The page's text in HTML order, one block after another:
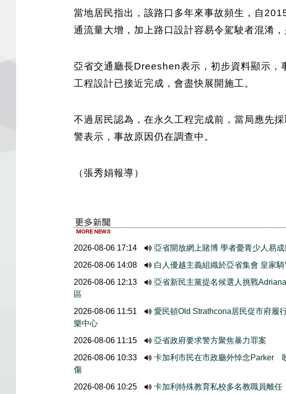
當地居民指出，該路口多年來事故頻生，自
通流量大增，加上路口設計容易令駕駛者混淆，
亞省交通廳長Dreeshen表示，初步資料顯示，
工程設計已接近完成，會盡快展開施工。
不過居民認為，在永久工程完成前，當局應先
警表示，事故原因仍在調查中。
（張秀娟報導）
2026-08-06 17:14
亞省開放網上賭博 學者憂青少人易成
2026-08-06 14:08
白人優越主義組織於亞省集會 皇家騎
2026-08-06 12:13
亞省新民主黨提名候選人挑戰
區
2026-08-06 11:51
愛民頓Old Strathcona居民促市府履
樂中心
2026-08-06 11:15
亞省政府要求警方聚焦暴力罪案
2026-08-06 10:33
卡加利市民在市政廳外悼念Parker
傷
2026-08-06 10:25
卡加利特殊教育私校多名教職員離